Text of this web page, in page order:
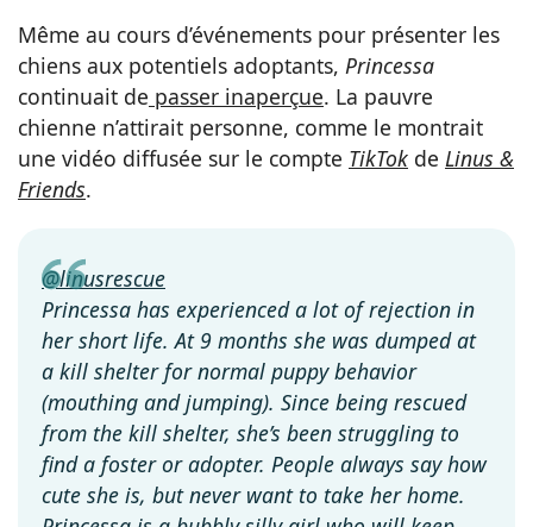
Même au cours d’événements pour présenter les
chiens aux potentiels adoptants, Princessa
continuait de passer inaperçue. La pauvre
chienne n’attirait personne, comme le montrait
une vidéo diffusée sur le compte TikTok de Linus &
Friends.
@linusrescue
Princessa has experienced a lot of rejection in
her short life. At 9 months she was dumped at
a kill shelter for normal puppy behavior
(mouthing and jumping). Since being rescued
from the kill shelter, she’s been struggling to
find a foster or adopter. People always say how
cute she is, but never want to take her home.